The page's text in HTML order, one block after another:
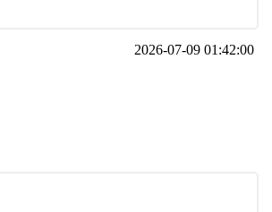
2026-07-09 01:42:00